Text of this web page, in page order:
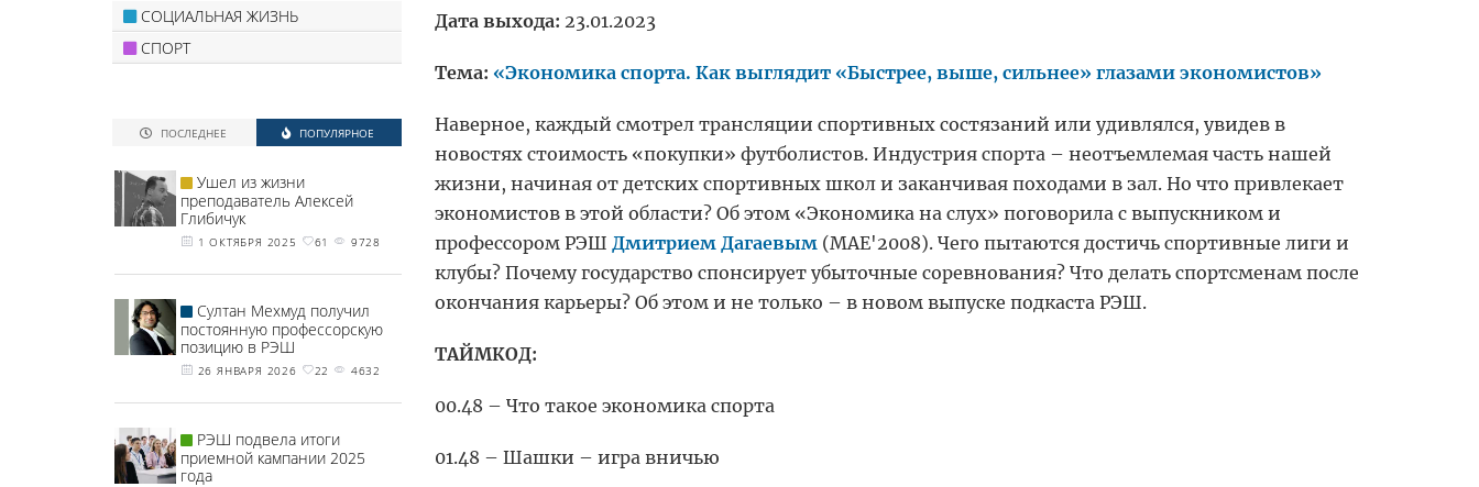
Дата выхода: 23.01.2023
Тема: «Экономика спорта. Как выглядит «Быстрее, выше, сильнее» глазами экономистов»
Наверное, каждый смотрел трансляции спортивных состязаний или удивлялся, увидев в
новостях стоимость «покупки» футболистов. Индустрия спорта – неотъемлемая часть нашей
жизни, начиная от детских спортивных школ и заканчивая походами в зал. Но что привлекает
экономистов в этой области? Об этом «Экономика на слух» поговорила с выпускником и
профессором РЭШ Дмитрием Дагаевым (MAE'2008). Чего пытаются достичь спортивные лиги и
клубы? Почему государство спонсирует убыточные соревнования? Что делать спортсменам после
окончания карьеры? Об этом и не только – в новом выпуске подкаста РЭШ.
ТАЙМКОД:
00.48 – Что такое экономика спорта
01.48 – Шашки – игра вничью
СОЦИАЛЬНАЯ ЖИЗНЬ
СПОРТ
ПОСЛЕДНЕЕ ПОПУЛЯРНОЕ
Ушел из жизни
преподаватель Алексей
Глибичук
1 ОКТЯБРЯ 2025 61 9728
Султан Мехмуд получил
постоянную профессорскую
позицию в РЭШ
26 ЯНВАРЯ 2026 22 4632
РЭШ подвела итоги
приемной кампании 2025
года